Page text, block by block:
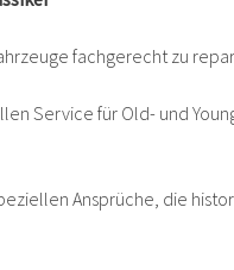
fachgerecht zu
Service für Old- und
Ansprüche, die